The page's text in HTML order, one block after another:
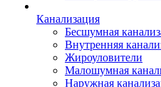
Канализация
Бесшумная
Внутренняя
Жироуловители
Малошумная
Наружная